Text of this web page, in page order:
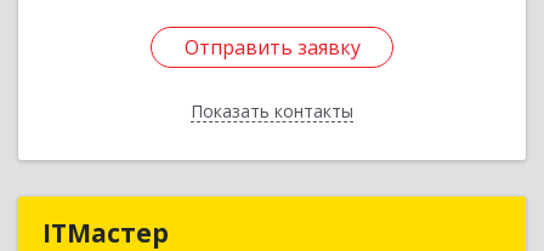
Отправить заявку
Показать контакты
Отправить заявку
Назад
ITМастер